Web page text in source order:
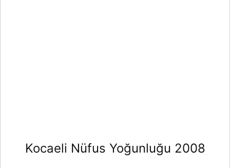
Kocaeli Nüfus Yoğunluğu 2008